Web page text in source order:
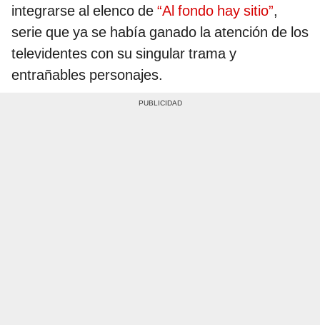
integrarse al elenco de “Al fondo hay sitio”,
serie que ya se había ganado la atención de los
televidentes con su singular trama y
entrañables personajes.